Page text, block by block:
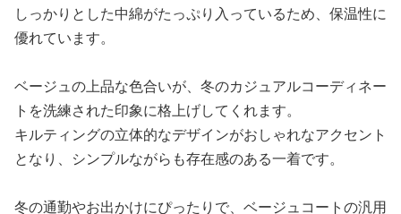
しっかりとした中綿がたっぷり入っているため、保温性に
優れています。
ベージュの上品な色合いが、冬のカジュアルコーディネー
トを洗練された印象に格上げしてくれます。
キルティングの立体的なデザインがおしゃれなアクセント
となり、シンプルながらも存在感のある一着です。
冬の通勤やお出かけにぴったりで、ベージュコートの汎用